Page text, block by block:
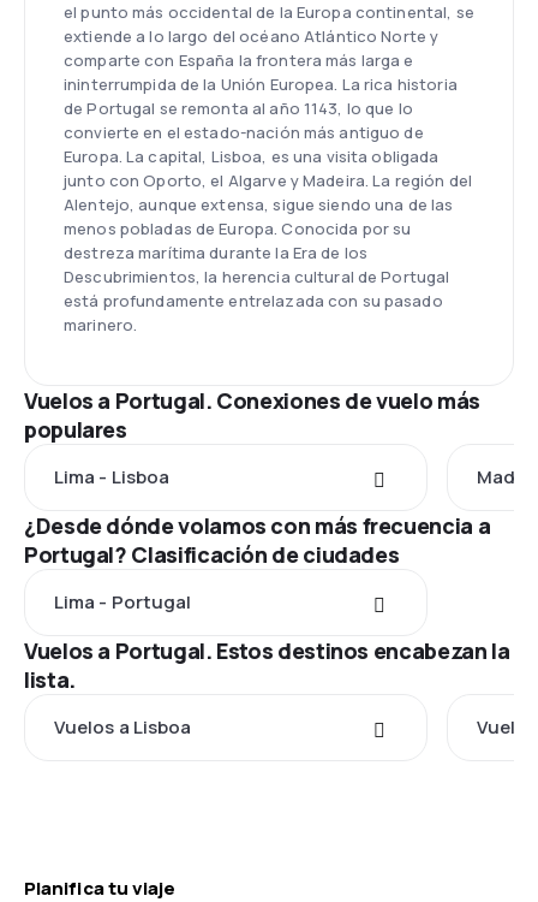
el punto más occidental de la Europa continental, se
extiende a lo largo del océano Atlántico Norte y
comparte con España la frontera más larga e
ininterrumpida de la Unión Europea. La rica historia
de Portugal se remonta al año 1143, lo que lo
convierte en el estado-nación más antiguo de
Europa. La capital, Lisboa, es una visita obligada
junto con Oporto, el Algarve y Madeira. La región del
Alentejo, aunque extensa, sigue siendo una de las
menos pobladas de Europa. Conocida por su
destreza marítima durante la Era de los
Descubrimientos, la herencia cultural de Portugal
está profundamente entrelazada con su pasado
marinero.
Vuelos a Portugal. Conexiones de vuelo más
populares
Lima - Lisboa
¿Desde dónde volamos con más frecuencia a
Portugal? Clasificación de ciudades
Lima - Portugal
Vuelos a Portugal. Estos destinos encabezan la
lista.
Vuelos a Lisboa
Planifica tu viaje